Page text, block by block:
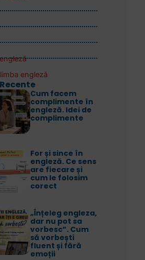
engleză
Cum facem
complimente în
engleză. Idei de
complimente
For și since în
engleză. Ce sens
are fiecare și
cum le folosim
corect
„Înțeleg engleza,
dar nu pot sa
vorbesc”. Cum
să vorbești
fluent și fără
emoții